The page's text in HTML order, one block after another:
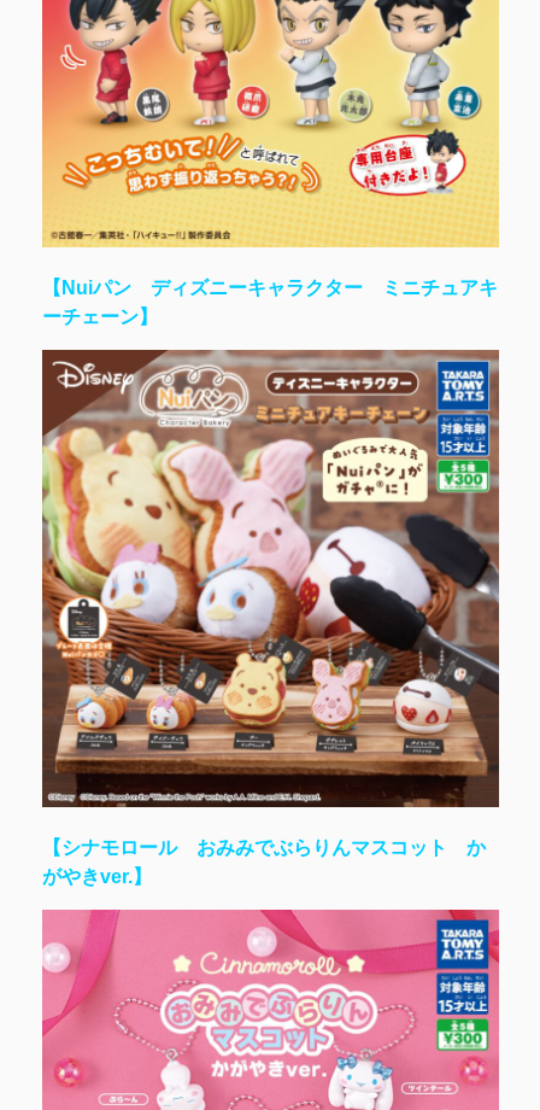
【Nuiパン ディズニーキャラクター ミニチュアキ
ーチェーン】
【シナモロール おみみでぶらりんマスコット か
がやきver.】